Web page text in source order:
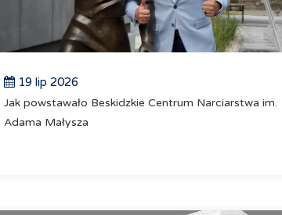
19 lip 2026
Jak powstawało Beskidzkie Centrum Narciarstwa im.
Adama Małysza